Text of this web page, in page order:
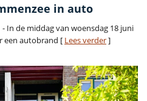
in auto
- In de middag van woensdag 18 juni
een autobrand [ Lees verder]